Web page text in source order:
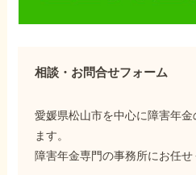
相談・お問合せフォーム
愛媛県松山市を中心に障害年
ます。
障害年金専門の事務所にお任せ